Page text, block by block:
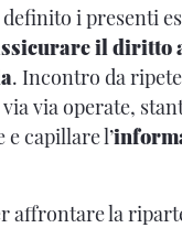
i presenti
il diritto
. Incontro da
via operate,
capillare l’
affrontare la